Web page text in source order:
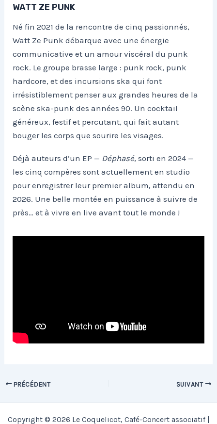
WATT ZE PUNK
Né fin 2021 de la rencontre de cinq passionnés,
Watt Ze Punk débarque avec une énergie
communicative et un amour viscéral du punk
rock. Le groupe brasse large : punk rock, punk
hardcore, et des incursions ska qui font
irrésistiblement penser aux grandes heures de la
scène ska-punk des années 90. Un cocktail
généreux, festif et percutant, qui fait autant
bouger les corps que sourire les visages.
Déjà auteurs d’un EP — Déphasé, sorti en 2024 —
les cinq compères sont actuellement en studio
pour enregistrer leur premier album, attendu en
2026. Une belle montée en puissance à suivre de
près… et à vivre en live avant tout le monde !
PRÉCÉDENT SUIVANT
Copyright © 2026 Le Coquelicot, Café-Concert associatif |